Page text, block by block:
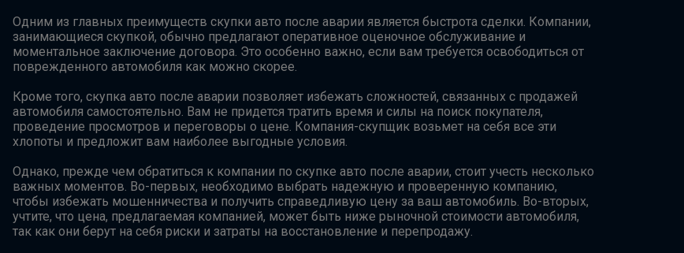
Одним из главных преимуществ скупки авто после аварии является быстрота сделки. Компании,
занимающиеся скупкой, обычно предлагают оперативное оценочное обслуживание и
моментальное заключение договора. Это особенно важно, если вам требуется освободиться от
поврежденного автомобиля как можно скорее.
Кроме того, скупка авто после аварии позволяет избежать сложностей, связанных с продажей
автомобиля самостоятельно. Вам не придется тратить время и силы на поиск покупателя,
проведение просмотров и переговоры о цене. Компания-скупщик возьмет на себя все эти
хлопоты и предложит вам наиболее выгодные условия.
Однако, прежде чем обратиться к компании по скупке авто после аварии, стоит учесть несколько
важных моментов. Во-первых, необходимо выбрать надежную и проверенную компанию,
чтобы избежать мошенничества и получить справедливую цену за ваш автомобиль. Во-вторых,
учтите, что цена, предлагаемая компанией, может быть ниже рыночной стоимости автомобиля,
так как они берут на себя риски и затраты на восстановление и перепродажу.